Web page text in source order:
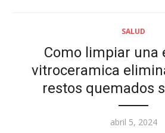
SALUD
Como limpiar una
vitroceramica
restos quemados
Posted
abril 5, 2024